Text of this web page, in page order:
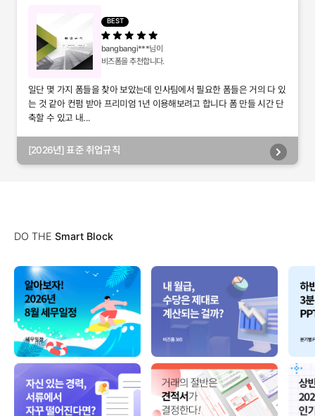
BEST
bangbangi***님이
비즈폼을 추천합니다.
일단 몇 가지 폼들을 찾아 보았는데 인사팀에서 필요한 폼들은 거의 다 있
는 것 같아 컨펌 받아 프리미엄 1년 이용해보려고 합니다 폼 만들 시간 단
축할 수 있고 내...
[2026년] 표준 취업규칙
DO THE Smart Block